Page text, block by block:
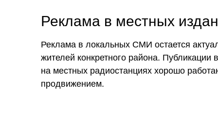
Реклама в локальных СМИ остается
жителей конкретного района. Публикации
на местных радиостанциях хорошо
продвижением.
Реклама в местных